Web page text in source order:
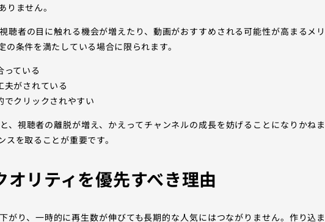
りません。
聴者の目に触れる機会が増えたり、動画がおすすめされる可能性が高まるメリ
条件を満たしている場合に限られます。
っている
夫がされている
でクリックされやすい
、視聴者の離脱が増え、かえってチャンネルの成長を妨げることになりかねま
を取ることが重要です。
オリティを優先すべき理由
がり、一時的に再生数が伸びても長期的な人気にはつながりません。作り込ま